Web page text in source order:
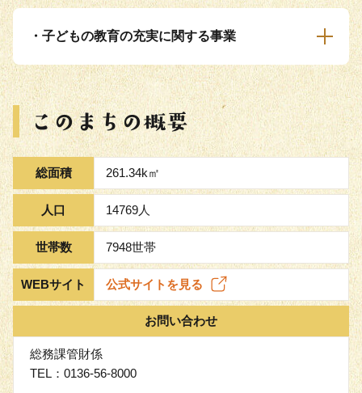
・子どもの教育の充実に関する事業
総面積 261.34k㎡
人口 14769人
世帯数 7948世帯
WEBサイト 公式サイトを見る
お問い合わせ
総務課管財係
TEL：0136-56-8000